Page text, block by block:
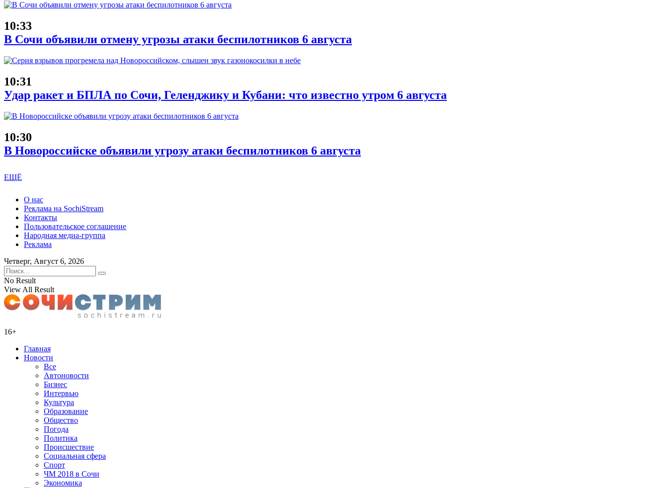
10:33
В Сочи объявили отмену угрозы атаки беспилотников 6 августа
10:31
Удар ракет и БПЛА по Сочи, Геленджику и Кубани: что известно утром 6 августа
10:30
В Новороссийске объявили угрозу атаки беспилотников 6 августа
ЕЩЁ
О нас
Реклама на SochiStream
Контакты
Пользовательское соглашение
Народная медиа-группа
Реклама
Четверг, Август 6, 2026
No Result
View All Result
16+
Главная
Новости
Все
Автоновости
Бизнес
Интервью
Культура
Образование
Общество
Погода
Политика
Происшествие
Социальная сфера
Спорт
ЧМ 2018 в Сочи
Экономика